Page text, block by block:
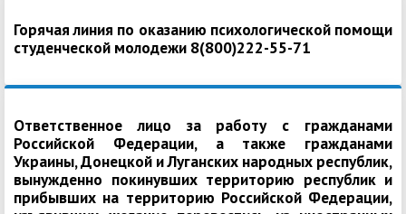
Горячая линия по оказанию психологической помощи
студенческой молодежи 8(800)222-55-71
Ответственное лицо за работу с гражданами
Российской Федерации, а также гражданами
Украины, Донецкой и Луганских народных республик,
вынужденно покинувших территорию республик и
прибывших на территорию Российской Федерации,